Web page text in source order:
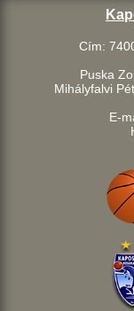
Cím:
Puska
Mihályfalvi
E-